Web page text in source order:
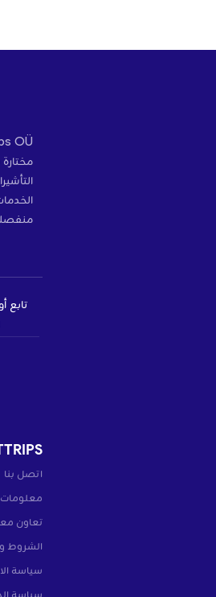
تابع
اتصل بنا
معلومات
تعاون
الشروط
سياسة
سياسة